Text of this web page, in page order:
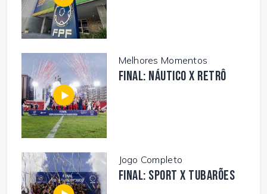
Melhores Momentos
FINAL: NÁUTICO X RETRÔ
Jogo Completo
FINAL: SPORT X TUBARÕES